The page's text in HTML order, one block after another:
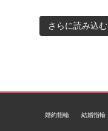
さらに読み込む
婚約指輪 結婚指輪